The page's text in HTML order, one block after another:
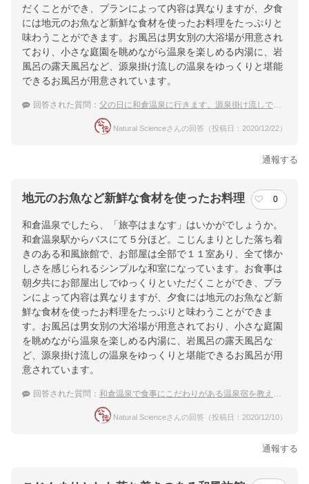
交通アクセス
JR七尾線和倉温泉駅から北陸鉄道バス和倉温泉行き5分 能登有
料道路徳田大津IC→15分
ホテル詳細を詳しく見る
だくことができ、プランによって内容は異なりますが、夕食
には地元のお魚など新鮮な食材を使ったお料理をたっぷりと
味わうことができます。お風呂は男女別の大浴場が用意され
ており、小さな庭園を眺めながら温泉を楽しめる内湯に、岩
風呂の露天風呂など、源泉掛け流しの温泉をゆっくりと堪能
できるお風呂が用意されています。
回答された質問： 父の日に和倉温泉に行きます。源泉掛け流しでおすすめの温泉宿を教えて下さい。
Natural Scienceさんの回答（投稿日：2020/12/22）
通報する
地元のお魚など新鮮な食材を使ったお料理 0
和倉温泉でしたら、「旅亭はまなす」はいかがでしょうか。
和倉温泉駅からバスにて５分ほど。こじんまりとした落ち着
きのある和風旅館で、お部屋は全部で１１室あり、全て懐か
しさを感じられるシンプルな和室になっています。お食事は
朝夕共にお部屋出しでゆっくりといただくことができ、プラ
ンによって内容は異なりますが、夕食には地元のお魚など新
鮮な食材を使ったお料理をたっぷりと味わうことができま
す。お風呂は男女別の大浴場が用意されており、小さな庭園
を眺めながら温泉を楽しめる内湯に、岩風呂の露天風呂な
ど、源泉掛け流しの温泉をゆっくりと堪能できるお風呂が用
意されています。
回答された質問： 和倉温泉で食事にこだわりがある温泉宿を教えてください！
Natural Scienceさんの回答（投稿日：2020/12/10）
通報する